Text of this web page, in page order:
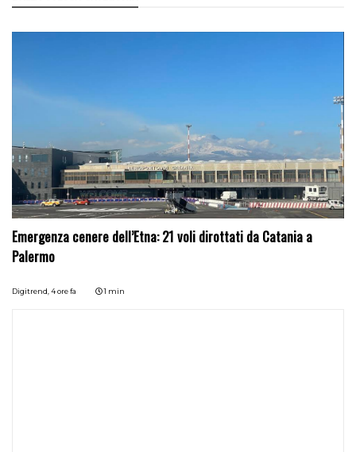
Emergenza cenere dell’Etna: 21 voli dirottati da Catania a
Palermo
Digitrend,4 ore fa 1 min